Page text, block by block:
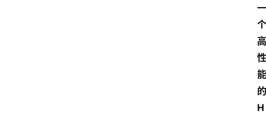
一
个
高
性
能
的
H